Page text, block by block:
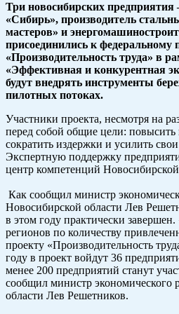
Три новосибирских предприятия
«Сибирь», производитель
мастеров» и
присоединились к федеральному
«Производительность труда» в
«Эффективная и конкурентная
будут внедрять инструменты
пилотных потоках.
Участники проекта, несмотря на
перед собой общие цели: повысить
сократить издержки и усилить
Экспертную поддержку
центр компетенций
Как сообщил министр
Новосибирской области Лев
в этом году практически
регионов по количеству
проекту «Производительность
году в проект войдут 36
менее 200 предприятий станут
сообщил министр экономического
области Лев Решетников.